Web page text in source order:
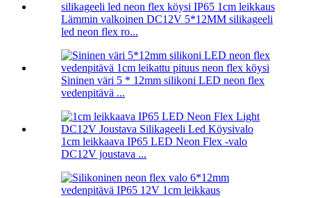
Lämmin valkoinen DC12V 5*12MM silikageeli
led neon flex ro...
Sininen väri 5 * 12mm silikoni LED neon flex
vedenpitävä ...
1cm leikkaava IP65 LED Neon Flex -valo
DC12V joustava ...